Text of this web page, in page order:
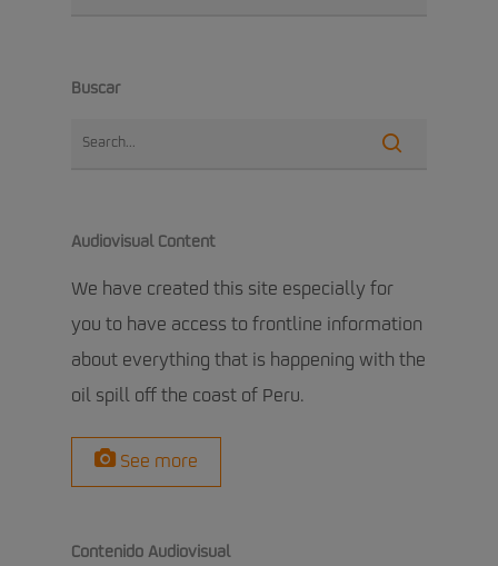
Buscar
Audiovisual Content
We have created this site especially for
you to have access to frontline information
about everything that is happening with the
oil spill off the coast of Peru.
See more
Contenido Audiovisual